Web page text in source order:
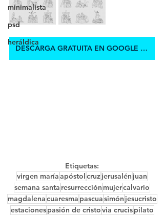
minimalista
psd
heráldica
DESCARGA GRATUITA EN GOOGLE DRIVE
Etiquetas:
virgen maríaapóstolcruzjerusalén juan
semana santa resurrección mujercalvario
magdalenacuaresma pascuasimón jesucristo
estacionespasión de cristovia crucispilato